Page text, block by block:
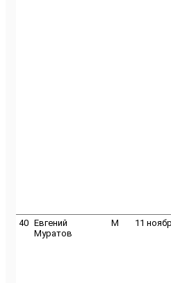
40 Евгений
Муратов
M 11